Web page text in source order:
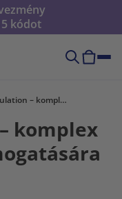
kódot
GLP-1 Modulation – komplex az anyagcsere támogatására
komplex